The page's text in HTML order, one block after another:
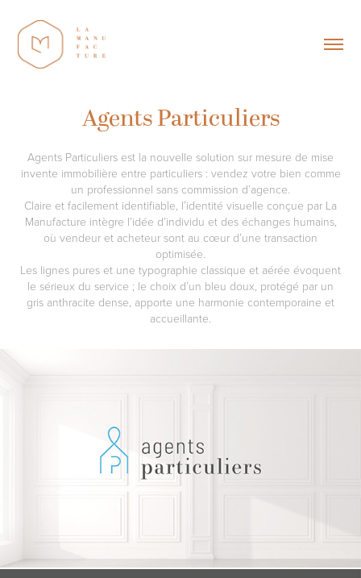
Agents Particuliers
Agents Particuliers est la nouvelle solution sur mesure de mise
invente immobilière entre particuliers : vendez votre bien comme
un professionnel sans commission d’agence.
Claire et facilement identifiable, l’identité visuelle conçue par La
Manufacture intègre l’idée d’individu et des échanges humains,
où vendeur et acheteur sont au cœur d’une transaction
optimisée.
Les lignes pures et une typographie classique et aérée évoquent
le sérieux du service ; le choix d’un bleu doux, protégé par un
gris anthracite dense, apporte une harmonie contemporaine et
accueillante.